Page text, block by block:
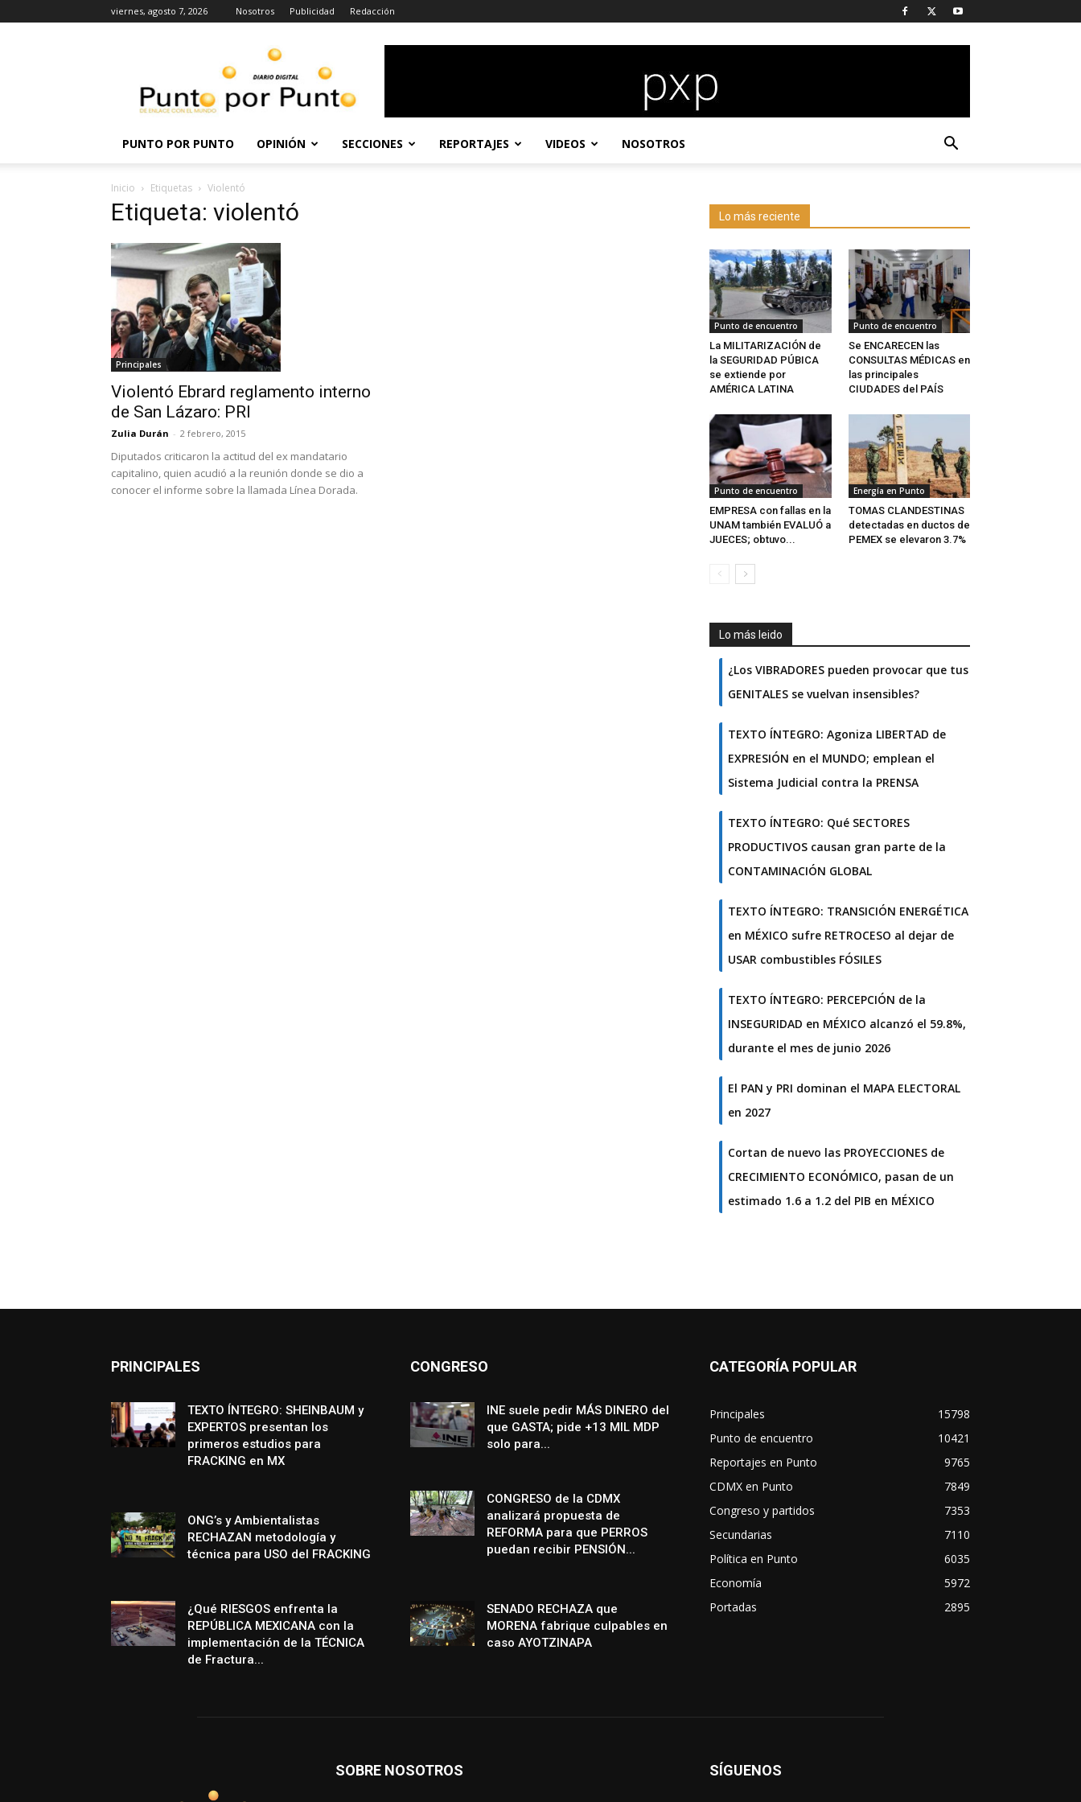
viernes, agosto 7, 2026 Nosotros Publicidad Redacción
Punto
PUNTO POR PUNTO OPINIÓN SECCIONES REPORTAJES VIDEOS NOSOTROS
Inicio Etiquetas Violentó
Etiqueta: violentó
Principales
Violentó Ebrard reglamento interno
de San Lázaro: PRI
Zulia Durán - 2 febrero, 2015
Diputados criticaron la actitud del ex mandatario
capitalino, quien acudió a la reunión donde se dio a
conocer el informe sobre la llamada Línea Dorada.
Lo más reciente
Punto de encuentro
La MILITARIZACIÓN de
la SEGURIDAD PÚBICA
se extiende por
AMÉRICA LATINA
Punto de encuentro
Se ENCARECEN las
CONSULTAS MÉDICAS en
las principales
CIUDADES del PAÍS
Punto de encuentro
EMPRESA con fallas en la
UNAM también EVALUÓ a
JUECES; obtuvo...
Energía en Punto
TOMAS CLANDESTINAS
detectadas en ductos de
PEMEX se elevaron 3.7%
Lo más leido
¿Los VIBRADORES pueden provocar que tus
GENITALES se vuelvan insensibles?
TEXTO ÍNTEGRO: Agoniza LIBERTAD de
EXPRESIÓN en el MUNDO; emplean el
Sistema Judicial contra la PRENSA
TEXTO ÍNTEGRO: Qué SECTORES
PRODUCTIVOS causan gran parte de la
CONTAMINACIÓN GLOBAL
TEXTO ÍNTEGRO: TRANSICIÓN ENERGÉTICA
en MÉXICO sufre RETROCESO al dejar de
USAR combustibles FÓSILES
TEXTO ÍNTEGRO: PERCEPCIÓN de la
INSEGURIDAD en MÉXICO alcanzó el 59.8%,
durante el mes de junio 2026
El PAN y PRI dominan el MAPA ELECTORAL
en 2027
Cortan de nuevo las PROYECCIONES de
CRECIMIENTO ECONÓMICO, pasan de un
estimado 1.6 a 1.2 del PIB en MÉXICO
PRINCIPALES
TEXTO ÍNTEGRO: SHEINBAUM y
EXPERTOS presentan los
primeros estudios para
FRACKING en MX
ONG’s y Ambientalistas
RECHAZAN metodología y
técnica para USO del FRACKING
¿Qué RIESGOS enfrenta la
REPÚBLICA MEXICANA con la
implementación de la TÉCNICA
de Fractura...
CONGRESO
INE suele pedir MÁS DINERO del
que GASTA; pide +13 MIL MDP
solo para...
CONGRESO de la CDMX
analizará propuesta de
REFORMA para que PERROS
puedan recibir PENSIÓN...
SENADO RECHAZA que
MORENA fabrique culpables en
caso AYOTZINAPA
CATEGORÍA POPULAR
Principales
15798
Punto de encuentro
10421
Reportajes en Punto
9765
CDMX en Punto
7849
Congreso y partidos
7353
Secundarias
7110
Política en Punto
6035
Economía
5972
Portadas
2895
SOBRE NOSOTROS SÍGUENOS